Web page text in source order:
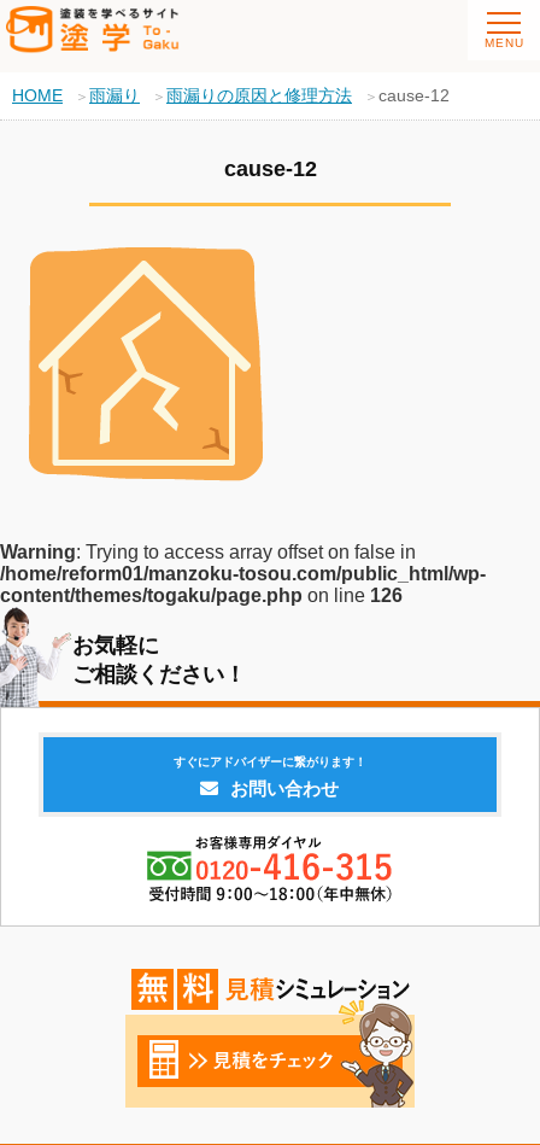
HOME 雨漏り 雨漏りの原因と修理方法 cause-12
cause-12
Warning: Trying to access array offset on false in
/home/reform01/manzoku-tosou.com/public_html/wp-
content/themes/togaku/page.php on line 126
お気軽に
ご相談ください！
すぐにアドバイザーに繋がります！
お問い合わせ